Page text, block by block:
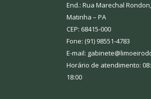
End.: Rua Marechal
Matinha – PA
CEP: 68415-000
Fone: (91) 98551-4783
E-mail:
Horário de atendimento:
18:00